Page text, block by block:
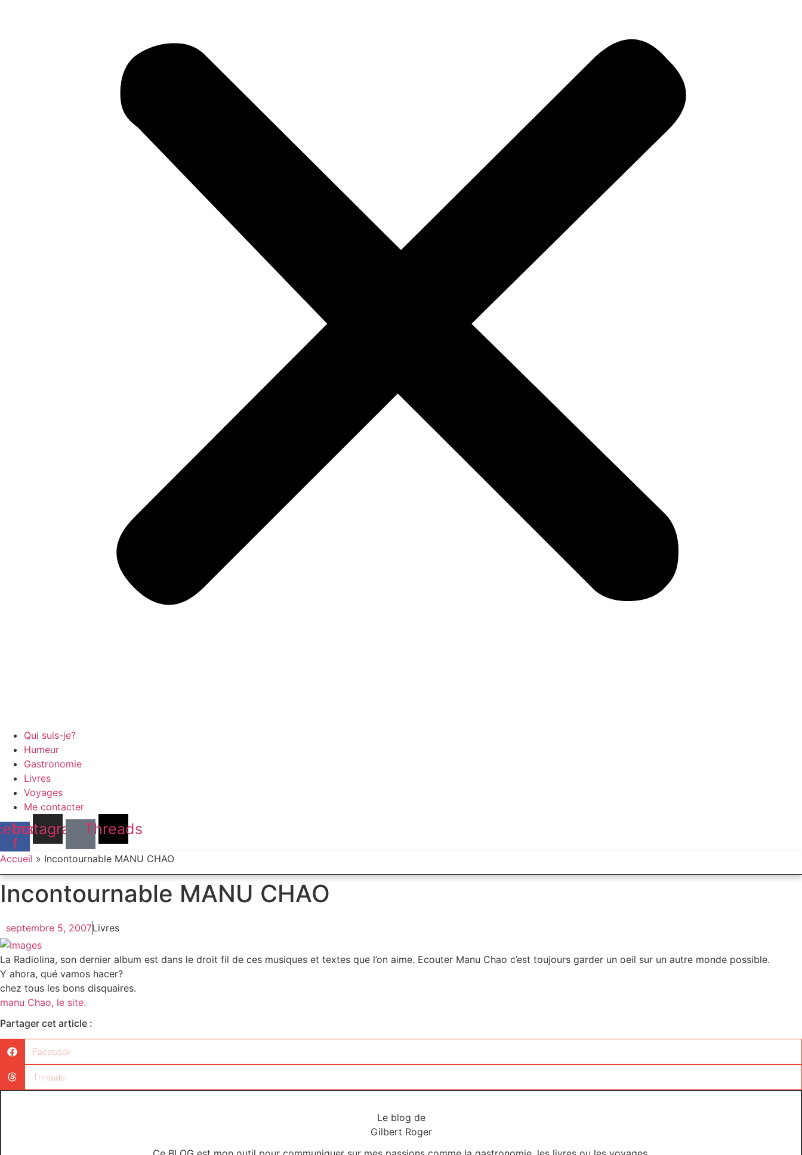
Qui suis-je?
Humeur
Gastronomie
Livres
Voyages
Me contacter
f
Instagram Threads
Accueil » Incontournable MANU CHAO
Incontournable MANU CHAO
septembre 5, 2007Livres
La Radiolina, son dernier album est dans le droit fil de ces musiques et textes que l’on aime. Ecouter Manu Chao c’est toujours garder un oeil sur un autre monde possible.
Y ahora, qué vamos hacer?
chez tous les bons disquaires.
manu Chao, le site.
Partager cet article :
Facebook
Threads
Le blog de
Gilbert Roger